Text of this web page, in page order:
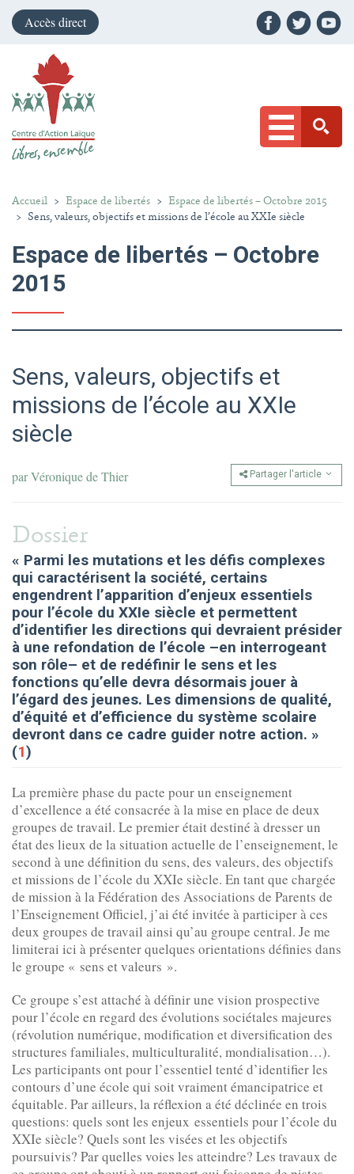
Accès direct
Accueil > Espace de libertés > Espace de libertés – Octobre 2015
> Sens, valeurs, objectifs et missions de l’école au XXIe siècle
Espace de libertés – Octobre
2015
Sens, valeurs, objectifs et
missions de l’école au XXIe
siècle
parVéronique de Thier Partager l'article
Dossier
« Parmi les mutations et les défis complexes
qui caractérisent la société, certains
engendrent l’apparition d’enjeux essentiels
pour l’école du XXIe siècle et permettent
d’identifier les directions qui devraient présider
à une refondation de l’école –en interrogeant
son rôle– et de redéfinir le sens et les
fonctions qu’elle devra désormais jouer à
l’égard des jeunes. Les dimensions de qualité,
d’équité et d’efficience du système scolaire
devront dans ce cadre guider notre action. »
(1)
La première phase du pacte pour un enseignement
d’excellence a été consacrée à la mise en place de deux
groupes de travail. Le premier était destiné à dresser un
état des lieux de la situation actuelle de l’enseignement, le
second à une définition du sens, des valeurs, des objectifs
et missions de l’école du XXIe siècle. En tant que chargée
de mission à la Fédération des Associations de Parents de
l’Enseignement Officiel, j’ai été invitée à participer à ces
deux groupes de travail ainsi qu’au groupe central. Je me
limiterai ici à présenter quelques orientations définies dans
le groupe « sens et valeurs ».
Ce groupe s’est attaché à définir une vision prospective
pour l’école en regard des évolutions sociétales majeures
(révolution numérique, modification et diversification des
structures familiales, multiculturalité, mondialisation…).
Les participants ont pour l’essentiel tenté d’identifier les
contours d’une école qui soit vraiment émancipatrice et
équitable. Par ailleurs, la réflexion a été déclinée en trois
questions: quels sont les enjeux essentiels pour l’école du
XXIe siècle? Quels sont les visées et les objectifs
poursuivis? Par quelles voies les atteindre? Les travaux de